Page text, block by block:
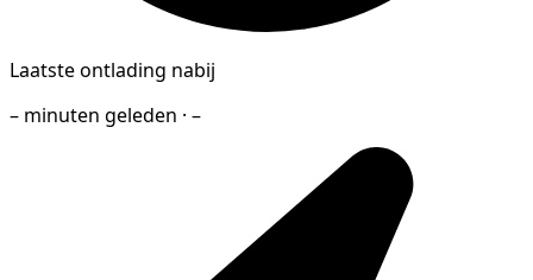
Laatste ontlading nabij
– minuten geleden · –